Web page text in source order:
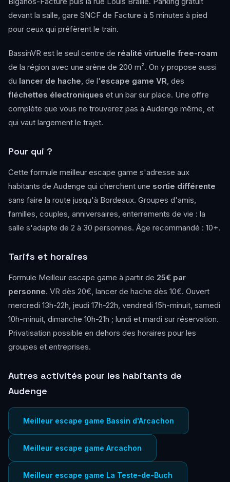
devant la salle, gare SNCF de Facture à 5 minutes à pied
pour ceux qui préfèrent le train.
BassinVR est le seul centre de réalité virtuelle free-roam
de la région avec une arène de 200 m². On y propose aussi
du lancer de hache, de l'escape game VR, des
fléchettes électroniques et un bar sur place. Une offre
complète que vous ne trouverez pas à Audenge même, et
qui vaut largement le trajet.
Pour qui ?
Cette formule meilleur escape game s'adresse aux
habitants de Audenge qui cherchent une sortie différente
sans faire la route jusqu'à Bordeaux. Groupes d'amis,
familles, couples, anniversaires, enterrements de vie : la
salle s'adapte de 2 à 30 personnes. Âge recommandé : 10+.
Tarifs et horaires
Formule Meilleur escape game à partir de 25€ par
personne. VR dès 20€, lancer de hache dès 10€. Ouvert
mercredi 13h-22h, jeudi 17h-22h, vendredi 15h-minuit, samedi
10h-minuit, dimanche 10h-21h ; lundi et mardi sur réservation.
Privatisation possible en dehors des horaires pour les
groupes et entreprises.
Autres activités pour les habitants de
Audenge
Meilleur escape game Bassin d'Arcachon
Meilleur escape game Arcachon
Meilleur escape game La Teste-de-Buch